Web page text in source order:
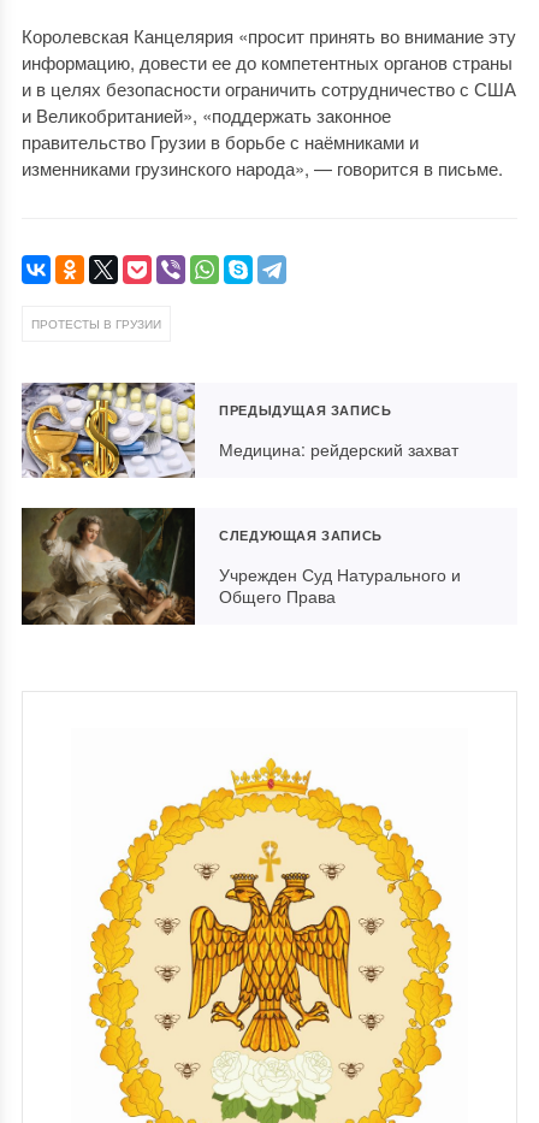
Королевская Канцелярия «просит принять во внимание эту
информацию, довести ее до компетентных органов страны
и в целях безопасности ограничить сотрудничество с США
и Великобританией», «поддержать законное
правительство Грузии в борьбе с наёмниками и
изменниками грузинского народа», — говорится в письме.
ПРОТЕСТЫ В ГРУЗИИ
ПРЕДЫДУЩАЯ ЗАПИСЬ
Медицина: рейдерский захват
СЛЕДУЮЩАЯ ЗАПИСЬ
Учрежден Суд Натурального и
Общего Права